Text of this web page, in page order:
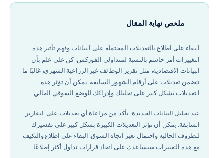
ملخص نهاية المقال
البقاء على اطلاع بالتعديلات المحتملة على البيانات وفهم تأثير هذه
التغييرات أمر حاسم بالنسبة لمتداولي الفوركس. كن على علم بأن
البيانات الاقتصادية، مثل تقرير الوظائف غير الزراعية الشهري، غالبًا ما
تتضمن تعديلات على أرقام الشهور السابقة. يمكن أن تؤثر هذه
التعديلات بشكل كبير على تحليلك وإدراكك للوضع السوقي الحالي.
عند تحليل البيانات الجديدة، تأكد من مراعاة أي تعديلات على التقارير
السابقة. يمكن أن تؤثر التعديلات الكبيرة بشكل كبير على تفسيرك
للظروف الحالية واحتمال تغير اتجاه السوق. البقاء على اطلاع والتكيف
مع هذه التغييرات سيساعدك على اتخاذ قرارات تداول أكثر إطلاعًا.